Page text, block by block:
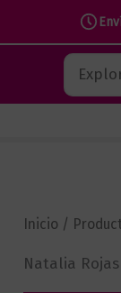
contenido
Buscar
Inicio /
Natalia